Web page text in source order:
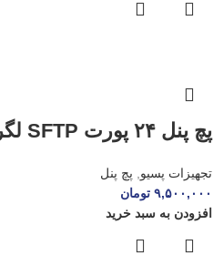
پچ پنل ۲۴ پورت SFTP لگراند
تجهیزات پسیو, پچ پنل
۹,۵۰۰,۰۰۰ تومان
افزودن به سبد خرید